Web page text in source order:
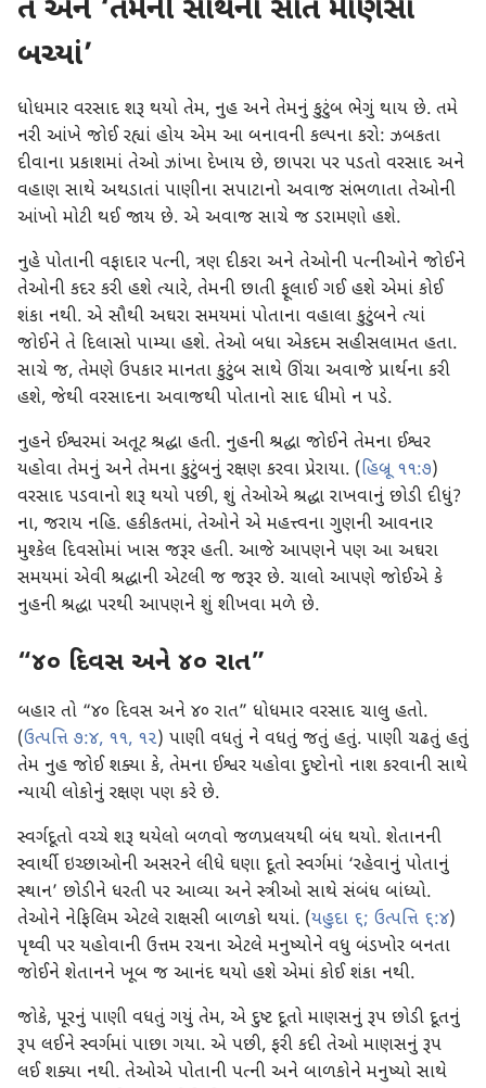
તે અને ‘તેમની સાથેનાં સાત માણસો
બચ્યાં’
ધોધમાર વરસાદ શરૂ થયો તેમ, નુહ અને તેમનું કુટુંબ ભેગું થાય છે. તમે
નરી આંખે જોઈ રહ્યાં હોય એમ આ બનાવની કલ્પના કરો: ઝબકતા
દીવાના પ્રકાશમાં તેઓ ઝાંખા દેખાય છે, છાપરા પર પડતો વરસાદ અને
વહાણ સાથે અથડાતાં પાણીના સપાટાનો અવાજ સંભળાતા તેઓની
આંખો મોટી થઈ જાય છે. એ અવાજ સાચે જ ડરામણો હશે.
નુહે પોતાની વફાદાર પત્ની, ત્રણ દીકરા અને તેઓની પત્નીઓને જોઈને
તેઓની કદર કરી હશે ત્યારે, તેમની છાતી ફૂલાઈ ગઈ હશે એમાં કોઈ
શંકા નથી. એ સૌથી અઘરા સમયમાં પોતાના વહાલા કુટુંબને ત્યાં
જોઈને તે દિલાસો પામ્યા હશે. તેઓ બધા એકદમ સહીસલામત હતા.
સાચે જ, તેમણે ઉપકાર માનતા કુટુંબ સાથે ઊંચા અવાજે પ્રાર્થના કરી
હશે, જેથી વરસાદના અવાજથી પોતાનો સાદ ધીમો ન પડે.
નુહને ઈશ્વરમાં અતૂટ શ્રદ્ધા હતી. નુહની શ્રદ્ધા જોઈને તેમના ઈશ્વર
યહોવા તેમનું અને તેમના કુટુંબનું રક્ષણ કરવા પ્રેરાયા. (હિબ્રૂ ૧૧:૭)
વરસાદ પડવાનો શરૂ થયો પછી, શું તેઓએ શ્રદ્ધા રાખવાનું છોડી દીધું?
ના, જરાય નહિ. હકીકતમાં, તેઓને એ મહત્ત્વના ગુણની આવનાર
મુશ્કેલ દિવસોમાં ખાસ જરૂર હતી. આજે આપણને પણ આ અઘરા
સમયમાં એવી શ્રદ્ધાની એટલી જ જરૂર છે. ચાલો આપણે જોઈએ કે
નુહની શ્રદ્ધા પરથી આપણને શું શીખવા મળે છે.
“૪૦ દિવસ અને ૪૦ રાત”
બહાર તો “૪૦ દિવસ અને ૪૦ રાત” ધોધમાર વરસાદ ચાલુ હતો.
(ઉત્પત્તિ ૭:૪, ૧૧, ૧૨) પાણી વધતું ને વધતું જતું હતું. પાણી ચઢતું હતું
તેમ નુહ જોઈ શક્યા કે, તેમના ઈશ્વર યહોવા દુષ્ટોનો નાશ કરવાની સાથે
ન્યાયી લોકોનું રક્ષણ પણ કરે છે.
સ્વર્ગદૂતો વચ્ચે શરૂ થયેલો બળવો જળપ્રલયથી બંધ થયો. શેતાનની
સ્વાર્થી ઇચ્છાઓની અસરને લીધે ઘણા દૂતો સ્વર્ગમાં ‘રહેવાનું પોતાનું
સ્થાન’ છોડીને ધરતી પર આવ્યા અને સ્ત્રીઓ સાથે સંબંધ બાંધ્યો.
તેઓને નેફિલિમ એટલે રાક્ષસી બાળકો થયાં. (યહુદા ૬; ઉત્પત્તિ ૬:૪)
પૃથ્વી પર યહોવાની ઉત્તમ રચના એટલે મનુષ્યોને વધુ બંડખોર બનતા
જોઈને શેતાનને ખૂબ જ આનંદ થયો હશે એમાં કોઈ શંકા નથી.
જોકે, પૂરનું પાણી વધતું ગયું તેમ, એ દુષ્ટ દૂતો માણસનું રૂપ છોડી દૂતનું
રૂપ લઈને સ્વર્ગમાં પાછા ગયા. એ પછી, ફરી કદી તેઓ માણસનું રૂપ
લઈ શક્યા નથી. તેઓએ પોતાની પત્ની અને બાળકોને મનુષ્યો સાથે